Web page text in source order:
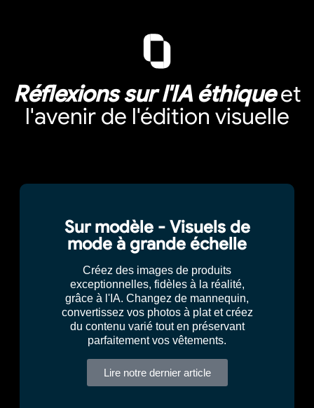
Réflexions sur l'IA éthiqueet
l'avenir de l'édition visuelle
Sur modèle - Visuels de
mode à grande échelle
Créez des images de produits
exceptionnelles, fidèles à la réalité,
grâce à l'IA. Changez de mannequin,
convertissez vos photos à plat et créez
du contenu varié tout en préservant
parfaitement vos vêtements.
Lire notre dernier article